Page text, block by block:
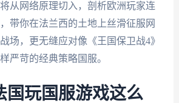
从网络原理切入，剖析欧洲玩家连
带你在法兰西的土地上丝滑征服网
场，更无缝应对像《王国保卫战4》
严苛的经典策略国服。
国玩国服游戏这么